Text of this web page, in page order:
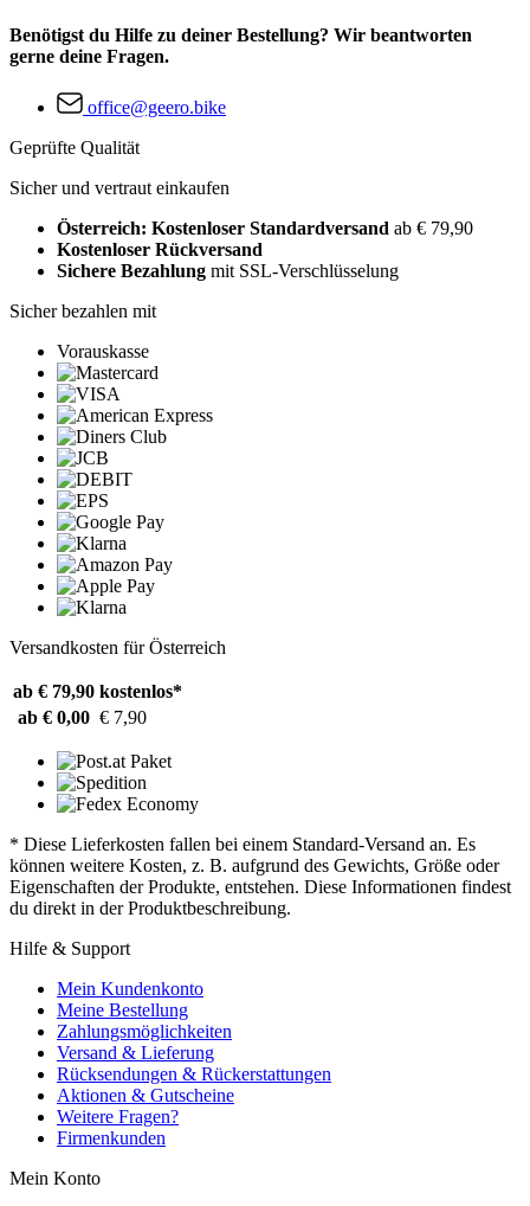
Benötigst du Hilfe zu deiner Bestellung? Wir beantworten
gerne deine Fragen.
office@geero.bike
Geprüfte Qualität
Sicher und vertraut einkaufen
Österreich: Kostenloser Standardversand ab € 79,90
Kostenloser Rückversand
Sichere Bezahlung mit SSL-Verschlüsselung
Sicher bezahlen mit
Vorauskasse
Versandkosten für Österreich
ab € 79,90 kostenlos*
ab € 0,00 € 7,90
* Diese Lieferkosten fallen bei einem Standard-Versand an. Es
können weitere Kosten, z. B. aufgrund des Gewichts, Größe oder
Eigenschaften der Produkte, entstehen. Diese Informationen findest
du direkt in der Produktbeschreibung.
Hilfe & Support
Mein Kundenkonto
Meine Bestellung
Zahlungsmöglichkeiten
Versand & Lieferung
Rücksendungen & Rückerstattungen
Aktionen & Gutscheine
Weitere Fragen?
Firmenkunden
Mein Konto